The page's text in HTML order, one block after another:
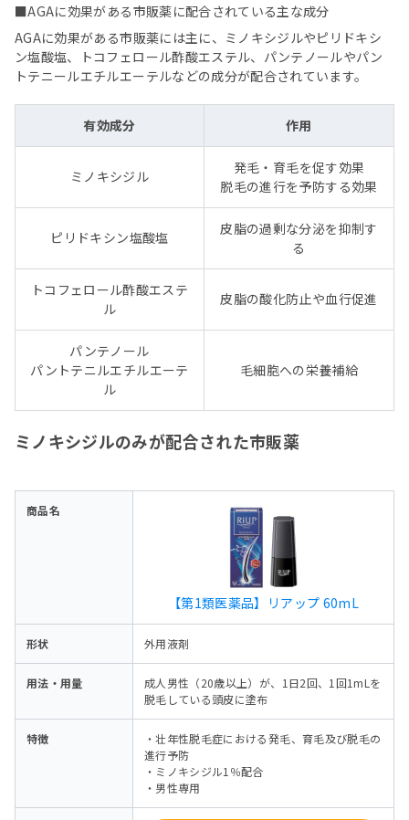
■AGAに効果がある市販薬に配合されている主な成分
AGAに効果がある市販薬には主に、ミノキシジルやピリドキシ
ン塩酸塩、トコフェロール酢酸エステル、パンテノールやパン
トテニールエチルエーテルなどの成分が配合されています。
有効成分 作用
ミノキシジル
発毛・育毛を促す効果
脱毛の進行を予防する効果
ピリドキシン塩酸塩
皮脂の過剰な分泌を抑制す
る
トコフェロール酢酸エステ
ル
皮脂の酸化防止や血行促進
パンテノール
パントテニルエチルエーテ
ル
毛細胞への栄養補給
ミノキシジルのみが配合された市販薬
商品名
【第1類医薬品】リアップ 60mL
形状 外用液剤
用法・用量
成人男性（20歳以上）が、1日2回、1回1mLを
脱毛している頭皮に塗布
特徴
・壮年性脱毛症における発毛、育毛及び脱毛の
進行予防
・ミノキシジル1％配合
・男性専用